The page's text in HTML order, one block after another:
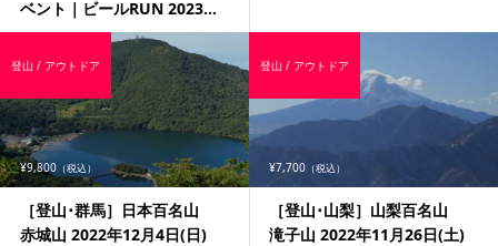
ベント｜ビールRUN 2023...
¥9,800 （税込）
［登山･群馬］日本百名山
赤城山 2022年12月4日(日)
登山 / アウトドア
¥7,700 （税込）
［登山･山梨］山梨百名山
滝子山 2022年11月26日(土)
登山 / アウトドア